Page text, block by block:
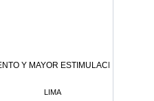
Y MAYOR ESTIMULACION
LIMA